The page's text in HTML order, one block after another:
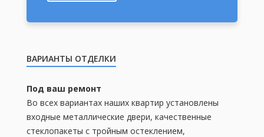
ВАРИАНТЫ ОТДЕЛКИ
Под ваш ремонт
Во всех вариантах наших квартир установлены
входные металлические двери, качественные
стеклопакеты с тройным остеклением,